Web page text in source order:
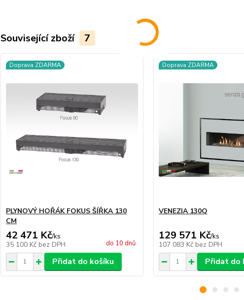
Související zboží 7
Doprava ZDARMA
PLYNOVÝ HOŘÁK FOKUS ŠÍŘKA 130
CM
42 471 Kč/ks
35 100 Kč bez DPH do 10 dnů
Přidat do košíku
Doprava ZDARMA
VENEZIA 130Q
129 571 Kč/ks
107 083 Kč bez DPH
Přidat do